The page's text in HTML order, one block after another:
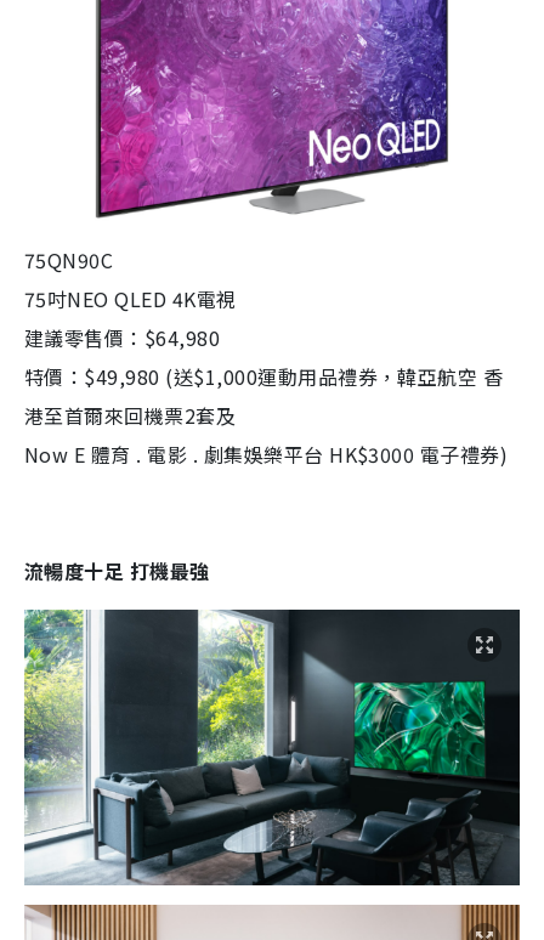
75QN90C
75吋NEO QLED 4K電視
建議零售價：$64,980
特價：$49,980 (送$1,000運動用品禮券，韓亞航空 香
港至首爾來回機票2套及
Now E 體育 . 電影 . 劇集娛樂平台 HK$3000 電子禮券)
流暢度十足 打機最強